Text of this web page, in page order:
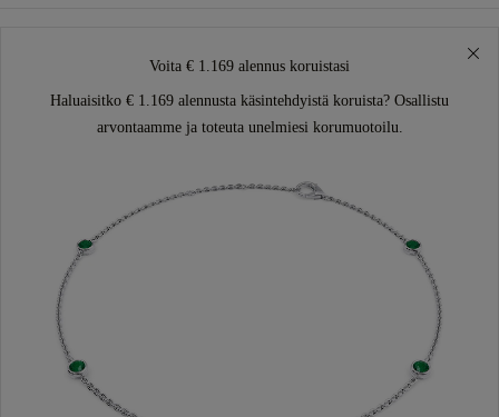
Voita € 1.169 alennus koruistasi
Haluaisitko € 1.169 alennusta käsintehdyistä koruista? Osallistu
arvontaamme ja toteuta unelmiesi korumuotoilu.